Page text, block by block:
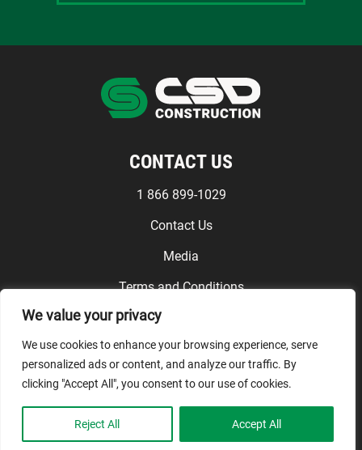
We value your privacy
We use cookies to enhance your browsing experience, serve
personalized ads or content, and analyze our traffic. By
clicking "Accept All", you consent to our use of cookies.
Reject All Accept All
CONTACT US
1 866 899-1029
Contact Us
Media
Terms and Conditions
FOLLOW US
© CSD Construction, 2026. All